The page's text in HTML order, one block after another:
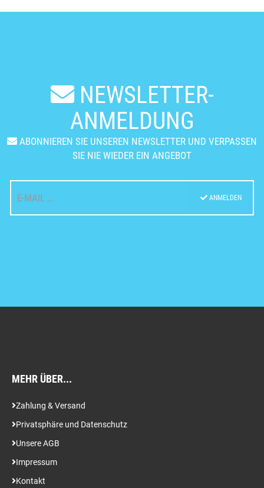
NEWSLETTER-
ANMELDUNG
ABONNIEREN SIE UNSEREN NEWSLETTER UND VERPASSEN
SIE NIE WIEDER EIN ANGEBOT
ANMELDEN
MEHR ÜBER...
Zahlung & Versand
Privatsphäre und Datenschutz
Unsere AGB
Impressum
Kontakt